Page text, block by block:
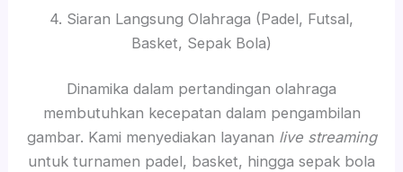
4. Siaran Langsung Olahraga (Padel, Futsal,
Basket, Sepak Bola)
Dinamika dalam pertandingan olahraga
membutuhkan kecepatan dalam pengambilan
gambar. Kami menyediakan layanan live streaming
untuk turnamen padel, basket, hingga sepak bola